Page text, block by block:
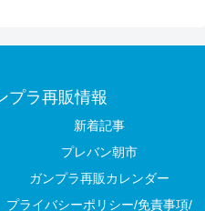
プラ再販情報
新着記事
プレバン朝市
ガンプラ再販カレンダー
プライバシーポリシー/免責事項/